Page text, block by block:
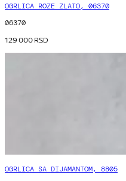
OGRLICA ROZE ZLATO, 06370
06370
129 000RSD
OGRLICA SA DIJAMANTOM, 8805